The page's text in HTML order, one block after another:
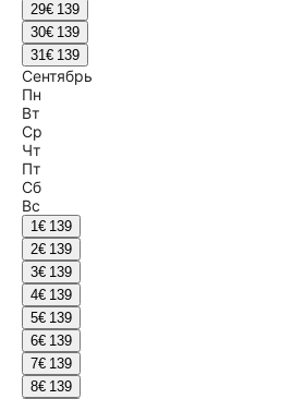
29€ 139
30€ 139
31€ 139
Сентябрь
Пн
Вт
Ср
Чт
Пт
Сб
Вс
1€ 139
2€ 139
3€ 139
4€ 139
5€ 139
6€ 139
7€ 139
8€ 139